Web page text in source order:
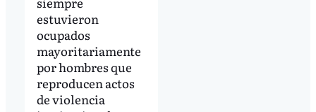
estuvieron
ocupados
mayoritariamente
por hombres que
reproducen actos
de violencia